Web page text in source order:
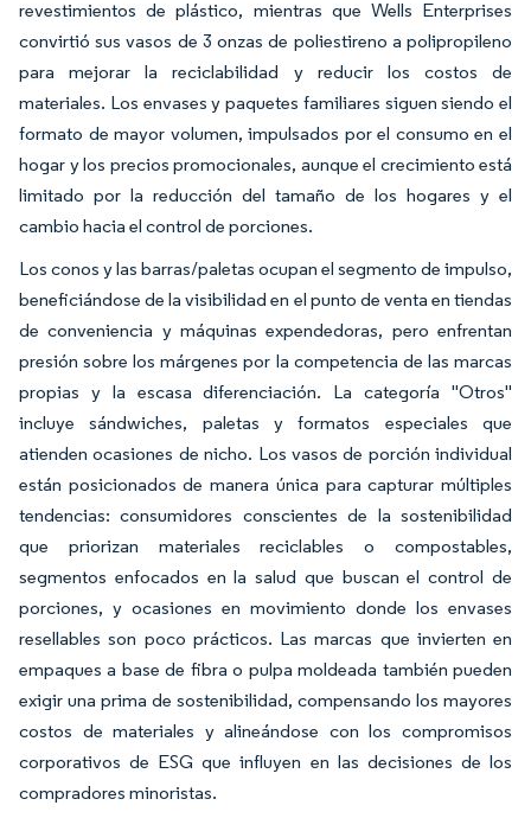
revestimientos de plástico, mientras que Wells Enterprises
convirtió sus vasos de 3 onzas de poliestireno a polipropileno
para mejorar la reciclabilidad y reducir los costos de
materiales. Los envases y paquetes familiares siguen siendo el
formato de mayor volumen, impulsados por el consumo en el
hogar y los precios promocionales, aunque el crecimiento está
limitado por la reducción del tamaño de los hogares y el
cambio hacia el control de porciones.
Los conos y las barras/paletas ocupan el segmento de impulso,
beneficiándose de la visibilidad en el punto de venta en tiendas
de conveniencia y máquinas expendedoras, pero enfrentan
presión sobre los márgenes por la competencia de las marcas
propias y la escasa diferenciación. La categoría "Otros"
incluye sándwiches, paletas y formatos especiales que
atienden ocasiones de nicho. Los vasos de porción individual
están posicionados de manera única para capturar múltiples
tendencias: consumidores conscientes de la sostenibilidad
que priorizan materiales reciclables o compostables,
segmentos enfocados en la salud que buscan el control de
porciones, y ocasiones en movimiento donde los envases
resellables son poco prácticos. Las marcas que invierten en
empaques a base de fibra o pulpa moldeada también pueden
exigir una prima de sostenibilidad, compensando los mayores
costos de materiales y alineándose con los compromisos
corporativos de ESG que influyen en las decisiones de los
compradores minoristas.